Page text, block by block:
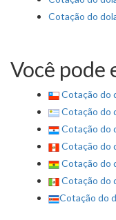
Cotação do
Você pode
Cotação do
Cotação do
Cotação do
Cotação do
Cotação do
Cotação do
Cotação do